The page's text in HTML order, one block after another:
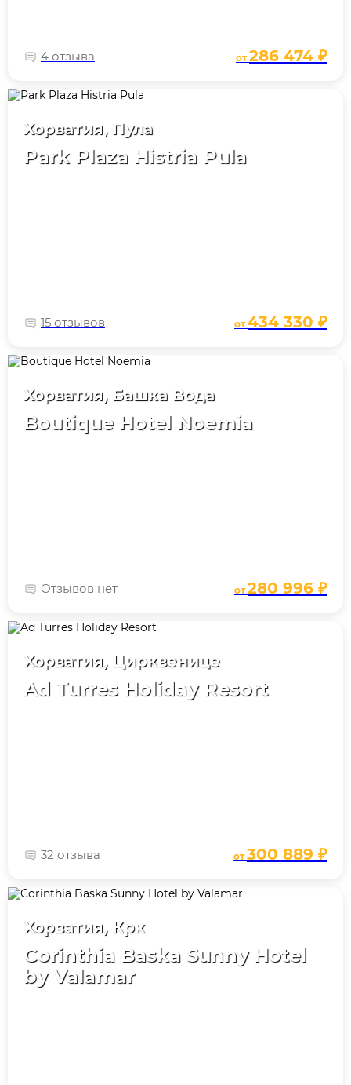
4 отзыва от286 474 ₽
Хорватия, Пула
Park Plaza Histria Pula
15 отзывов от434 330 ₽
Хорватия, Башка Вода
Boutique Hotel Noemia
Отзывов нет от280 996 ₽
Хорватия, Цирквенице
Ad Turres Holiday Resort
32 отзыва от300 889 ₽
Хорватия, Крк
Corinthia Baska Sunny Hotel
by Valamar